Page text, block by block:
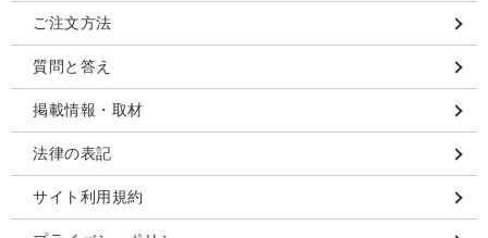
ご注文方法
質問と答え
掲載情報・取材
法律の表記
サイト利用規約